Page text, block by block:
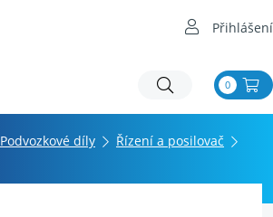
Přihlášení
0
Podvozkové díly
Řízení a posilovač